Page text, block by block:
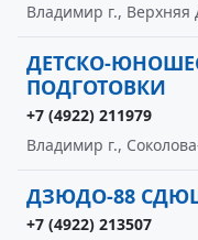
Владимир г., Верхняя
ДЕТСКО-
ПОДГОТОВКИ
+7 (4922) 211979
Владимир г.,
ДЗЮДО-88
+7 (4922) 213507